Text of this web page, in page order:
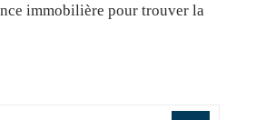
immobilière pour trouver la